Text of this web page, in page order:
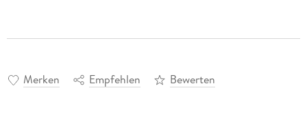
Merken Empfehlen Bewerten